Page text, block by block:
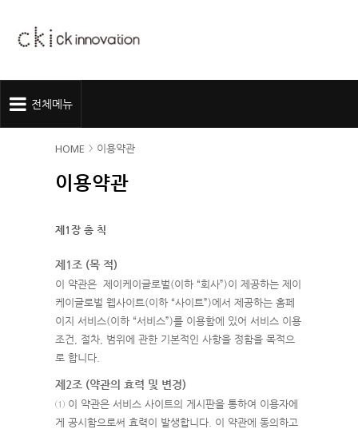
전체메뉴
HOME 이용약관
이용약관
제1장 총 칙
제1조 (목 적)
이 약관은 제이케이글로벌(이하 “회사”)이 제공하는 제이
케이글로벌 웹사이트(이하 “사이트”)에서 제공하는 홈페
이지 서비스(이하 “서비스”)를 이용함에 있어 서비스 이용
조건, 절차, 범위에 관한 기본적인 사항을 정함을 목적으
로 합니다.
제2조 (약관의 효력 및 변경)
① 이 약관은 서비스 사이트의 게시판을 통하여 이용자에
게 공시함으로써 효력이 발생합니다. 이 약관에 동의하고